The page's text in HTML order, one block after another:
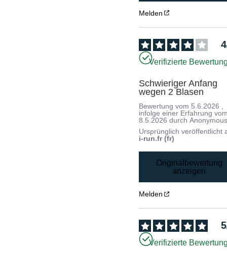
Melden
4
Verifizierte
Schwieriger Anfang
wegen 2 Blasen
Bewertung vom 5.6.2026
infolge einer Erfahrung
8.5.2026 durch
Ursprünglich veröffentlicht
i-run.fr (fr)
Originalbewertung
anzeigen
Melden
5
Verifizierte